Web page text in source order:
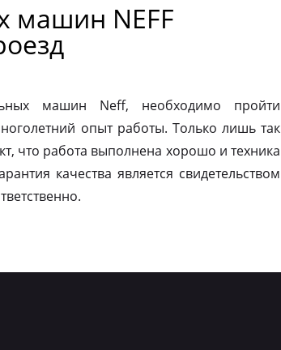
машин NEFF
машин Neff, необходимо пройти
опыт работы. Только лишь так
что работа выполнена хорошо и техника
качества является свидетельством